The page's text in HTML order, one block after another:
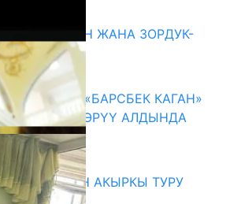
ЖАНА ЗОРДУК-
ТАСМАДА: «БАРСБЕК КАГАН»
ЖАРЫК КӨРҮҮ АЛДЫНДА
АЛУУНУН АКЫРКЫ ТУРУ